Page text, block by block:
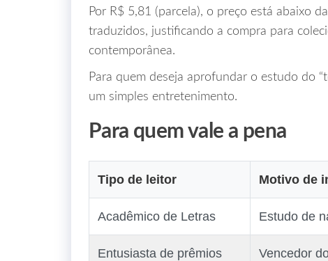
Por R$ 5,81 (parcela), o preço está abaixo
traduzidos, justificando a compra para
contemporânea.
Para quem deseja aprofundar o estudo do
um simples entretenimento.
Para quem vale a pena
Tipo de leitor Motivo de
Acadêmico de Letras Estudo de
Entusiasta de prêmios
Vencedor